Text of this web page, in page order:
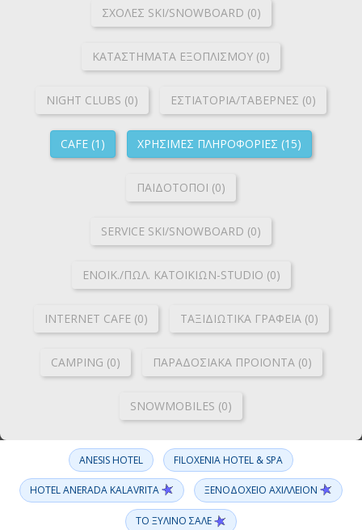
ΣΧΟΛΕΣ SKI/SNOWBOARD (0)
ΚΑΤΑΣΤΗΜΑΤΑ ΕΞΟΠΛΙΣΜΟΥ (0)
NIGHT CLUBS (0) ΕΣΤΙΑΤΟΡΙΑ/ΤΑΒΕΡΝΕΣ (0)
CAFE (1) ΧΡΗΣΙΜΕΣ ΠΛΗΡΟΦΟΡΙΕΣ (15)
ΠΑΙΔΟΤΟΠΟΙ (0)
SERVICE SKI/SNOWBOARD (0)
ΕΝΟΙΚ./ΠΩΛ. ΚΑΤΟΙΚΙΩΝ-STUDIO (0)
INTERNET CAFE (0) ΤΑΞΙΔΙΩΤΙΚΑ ΓΡΑΦΕΙΑ (0)
CAMPING (0) ΠΑΡΑΔΟΣΙΑΚΑ ΠΡΟΙΟΝΤΑ (0)
SNOWMOBILES (0)
ANESIS HOTEL FILOXENIA HOTEL & SPA
HOTEL ANERADA KALAVRITA ΞΕΝΟΔΟΧΕΙΟ ΑΧΙΛΛΕΙΟΝ
ΤΟ ΞΥΛΙΝΟ ΣΑΛΕ